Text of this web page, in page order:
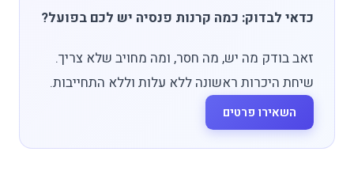
כדאי לבדוק: כמה קרנות פנסיה יש לכם בפועל?
זאב בודק מה יש, מה חסר, ומה מחויב שלא צריך.
שיחת היכרות ראשונה ללא עלות וללא התחייבות.
השאירו פרטים